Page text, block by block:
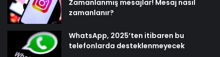
Zamanlanmış mesajlar! Mesaj nasıl
zamanlanır?
WhatsApp, 2025’ten itibaren bu
telefonlarda desteklenmeyecek